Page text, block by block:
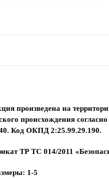
произведена на
происхождения
Код ОКПД 2:25.99.29.190.
ТР ТС 014/2011
1-5